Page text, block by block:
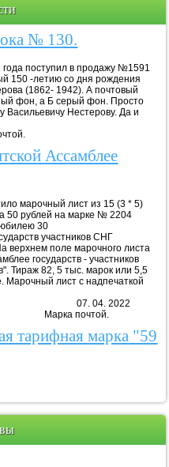
№ 130.
поступил в продажу №1591
150 -летию со дня рождения
(1862- 1942). А почтовый
фон, а Б серый фон. Просто
Васильевичу Нестерову. Да и
на радость!
Ассамблее
марочный лист из 15 (3 * 5)
50 рублей на марке № 2204
30
участников СНГ
верхнем поле марочного листа
государств - участников
Тираж 82, 5 тыс. марок или 5,5
Марочный лист с надпечаткой
04. 2022
тарифная марка "59